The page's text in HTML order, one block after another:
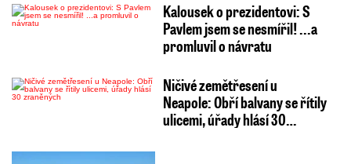
Kalousek o prezidentovi: S
Pavlem jsem se nesmířil! ...a
promluvil o návratu
Ničivé zemětřesení u
Neapole: Obří balvany se řítily
ulicemi, úřady hlásí 30…